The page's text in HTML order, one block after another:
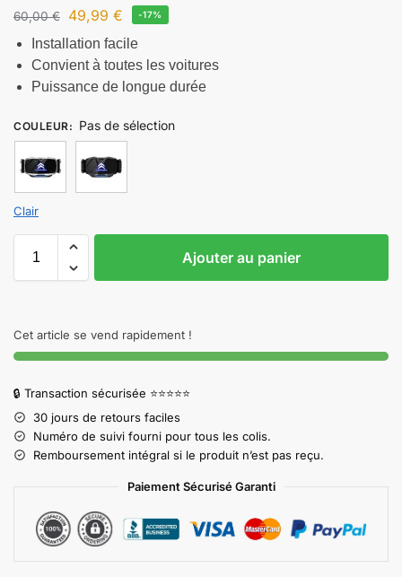
60,00€ 49,99 € -17%
Installation facile
Convient à toutes les voitures
Puissance de longue durée
COULEUR: Pas de sélection
Clair
Ajouter au panier
Cet article se vend rapidement !
🔒 Transaction sécurisée ⭐⭐⭐⭐⭐
30 jours de retours faciles
Numéro de suivi fourni pour tous les colis.
Remboursement intégral si le produit n’est pas reçu.
Paiement Sécurisé Garanti